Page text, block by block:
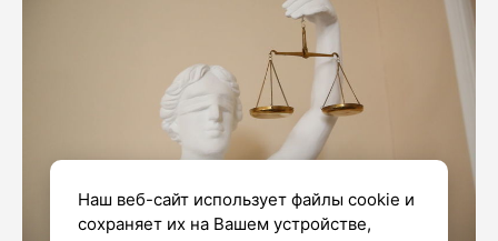
Наш веб-сайт использует файлы cookie и
сохраняет их на Вашем устройстве,